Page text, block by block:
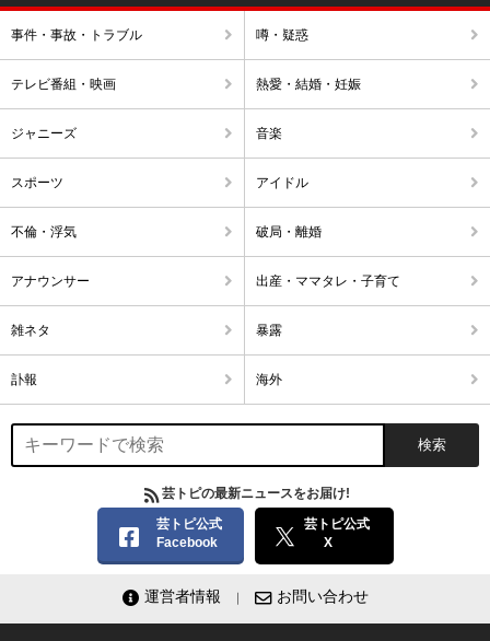
事件・事故・トラブル 噂・疑惑
テレビ番組・映画 熱愛・結婚・妊娠
ジャニーズ 音楽
スポーツ アイドル
不倫・浮気 破局・離婚
アナウンサー 出産・ママタレ・子育て
雑ネタ 暴露
訃報 海外
芸トピの最新ニュースをお届け!
芸トピ公式
Facebook
芸トピ公式
X
運営者情報 お問い合わせ